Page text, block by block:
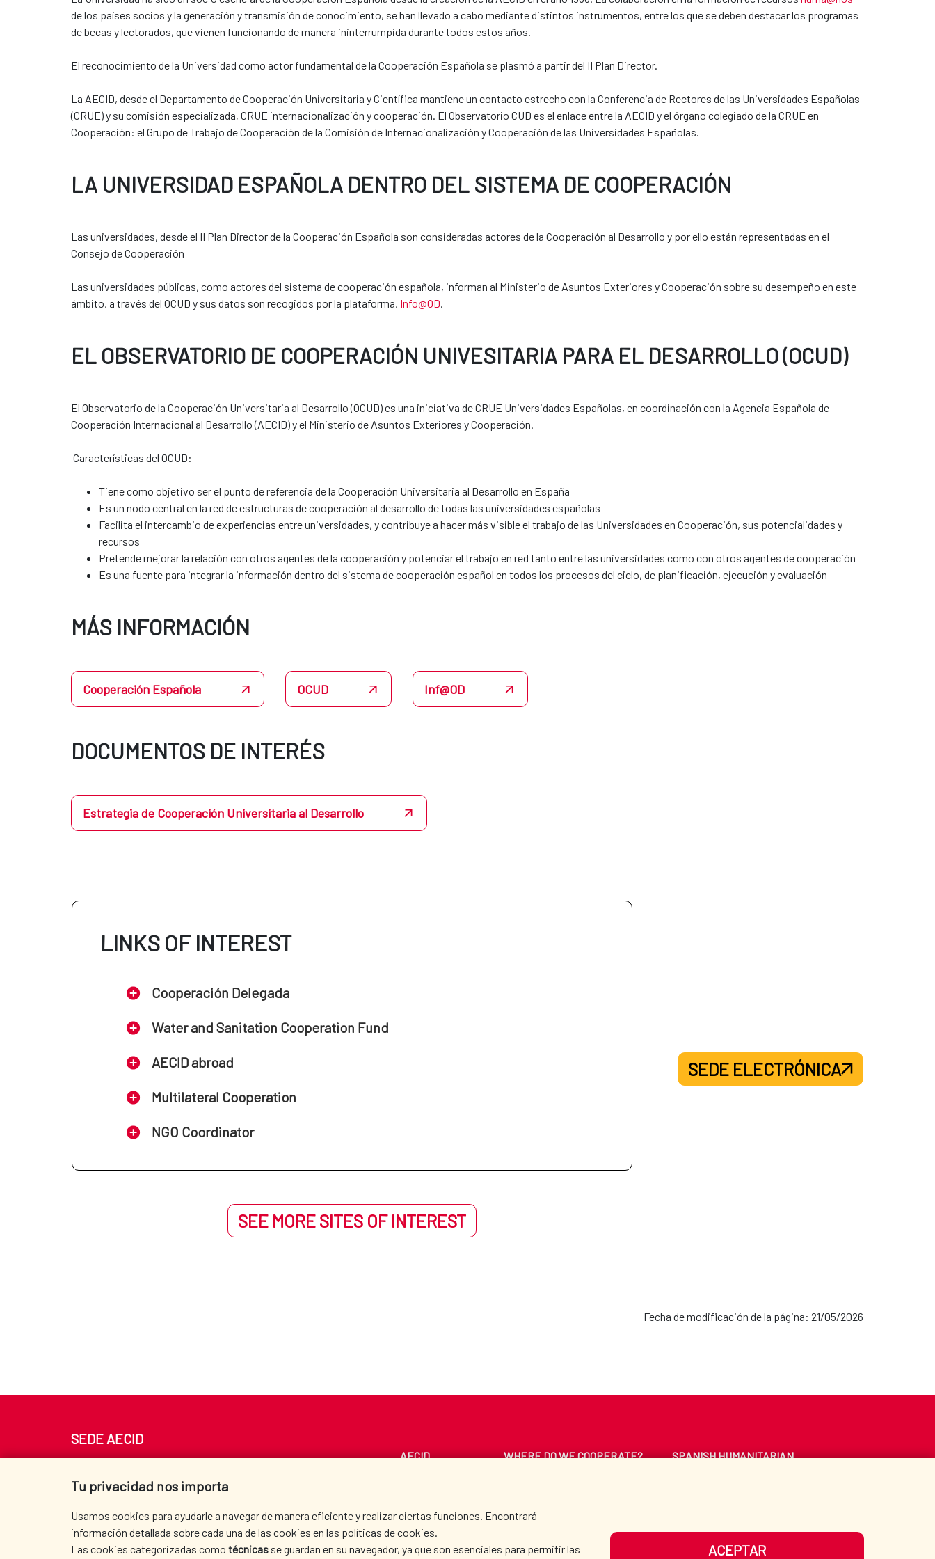
de los países socios y la generación y transmisión de conocimiento, se han llevado a cabo mediante distintos instrumentos, entre los que se deben destacar los programas
de becas y lectorados, que vienen funcionando de manera ininterrumpida durante todos estos años.
El reconocimiento de la Universidad como actor fundamental de la Cooperación Española se plasmó a partir del II Plan Director.
La AECID, desde el Departamento de Cooperación Universitaria y Científica mantiene un contacto estrecho con la Conferencia de Rectores de las Universidades Españolas
(CRUE) y su comisión especializada, CRUE internacionalización y cooperación. El Observatorio CUD es el enlace entre la AECID y el órgano colegiado de la CRUE en
Cooperación: el Grupo de Trabajo de Cooperación de la Comisión de Internacionalización y Cooperación de las Universidades Españolas.
LA UNIVERSIDAD ESPAÑOLA DENTRO DEL SISTEMA DE COOPERACIÓN
Las universidades, desde el II Plan Director de la Cooperación Española son consideradas actores de la Cooperación al Desarrollo y por ello están representadas en el
Consejo de Cooperación
Las universidades públicas, como actores del sistema de cooperación española, informan al Ministerio de Asuntos Exteriores y Cooperación sobre su desempeño en este
ámbito, a través del OCUD y sus datos son recogidos por la plataforma, Info@OD
EL OBSERVATORIO DE COOPERACIÓN UNIVESITARIA PARA EL DESARROLLO (OCUD)
El Observatorio de la Cooperación Universitaria al Desarrollo (OCUD) es una iniciativa de CRUE Universidades Españolas, en coordinación con la Agencia Española de
Cooperación Internacional al Desarrollo (AECID) y el Ministerio de Asuntos Exteriores y Cooperación.
Características del OCUD:
Tiene como objetivo ser el punto de referencia de la Cooperación Universitaria al Desarrollo en España
Es un nodo central en la red de estructuras de cooperación al desarrollo de todas las universidades españolas
Facilita el intercambio de experiencias entre universidades, y contribuye a hacer más visible el trabajo de las Universidades en Cooperación, sus potencialidades y
recursos
Pretende mejorar la relación con otros agentes de la cooperación y potenciar el trabajo en red tanto entre las universidades como con otros agentes de cooperación
Es una fuente para integrar la información dentro del sistema de cooperación español en todos los procesos del ciclo, de planificación, ejecución y evaluación
MÁS INFORMACIÓN
Cooperación Española OCUD Inf@OD
DOCUMENTOS DE INTERÉS
Estrategia de Cooperación Universitaria al Desarrollo
LINKS OF INTEREST
Cooperación Delegada
Water and Sanitation Cooperation Fund
AECID abroad
Multilateral Cooperation
NGO Coordinator
SEE MORE SITES OF INTEREST
SEDE ELECTRÓNICA
Fecha de modificación de la página: 21/05/2026
Tu privacidad nos importa
Usamos cookies para ayudarle a navegar de manera eficiente y realizar ciertas funciones. Encontrará
información detallada sobre cada una de las cookies en las políticas de cookies.
Las cookies categorizadas como técnicas se guardan en su navegador, ya que son esenciales para permitir las ACEPTAR
SEDE AECID
Tel. +34 900 20 30 54​​​​​​​
AECID WHERE DO WE COOPERATE?
SPANISH HUMANITARIAN
PRESS ROOM CULTURE AND SCIENCE